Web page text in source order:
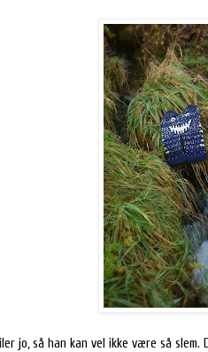
jo, så han kan vel ikke være så